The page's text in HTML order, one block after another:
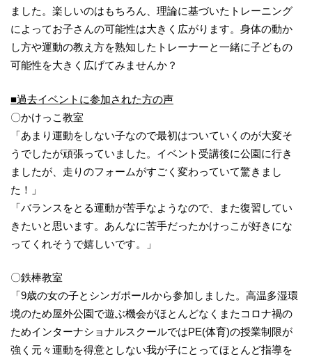
ました。楽しいのはもちろん、理論に基づいたトレーニング
によってお子さんの可能性は大きく広がります。身体の動か
し方や運動の教え方を熟知したトレーナーと一緒に子どもの
可能性を大きく広げてみませんか？
■過去イベントに参加された方の声
〇かけっこ教室
「あまり運動をしない子なので最初はついていくのが大変そ
うでしたが頑張っていました。イベント受講後に公園に行き
ましたが、走りのフォームがすごく変わっていて驚きまし
た！」
「バランスをとる運動が苦手なようなので、また復習してい
きたいと思います。あんなに苦手だったかけっこが好きにな
ってくれそうで嬉しいです。」
〇鉄棒教室
「9歳の女の子とシンガポールから参加しました。高温多湿環
境のため屋外公園で遊ぶ機会がほとんどなくまたコロナ禍の
ためインターナショナルスクールではPE(体育)の授業制限が
強く元々運動を得意としない我が子にとってほとんど指導を